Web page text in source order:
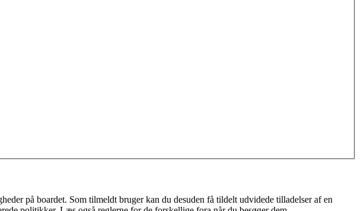
på boardet. Som tilmeldt bruger kan du desuden få tildelt udvidede tilladelser af en